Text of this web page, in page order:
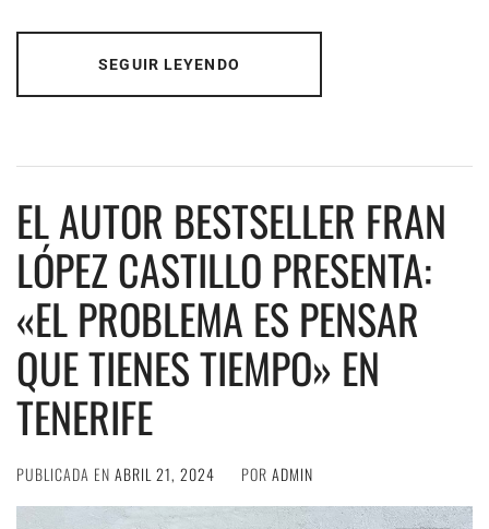
SEGUIR LEYENDO
EL AUTOR BESTSELLER FRAN
LÓPEZ CASTILLO PRESENTA:
«EL PROBLEMA ES PENSAR
QUE TIENES TIEMPO» EN
TENERIFE
PUBLICADA EN ABRIL 21, 2024 POR ADMIN